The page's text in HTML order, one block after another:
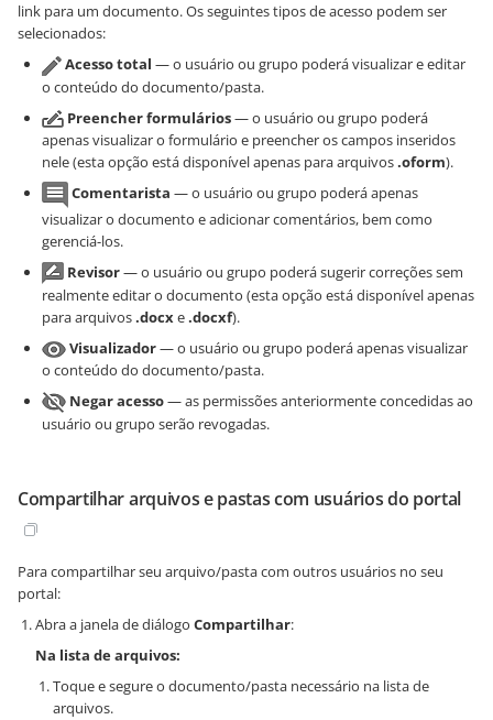
link para um documento. Os seguintes tipos de acesso podem ser
selecionados:
Acesso total — o usuário ou grupo poderá visualizar e editar
o conteúdo do documento/pasta.
Preencher formulários— o usuário ou grupo poderá
apenas visualizar o formulário e preencher os campos inseridos
nele (esta opção está disponível apenas para arquivos.oform).
Comentarista — o usuário ou grupo poderá apenas
visualizar o documento e adicionar comentários, bem como
gerenciá-los.
Revisor— o usuário ou grupo poderá sugerir correções sem
realmente editar o documento (esta opção está disponível apenas
para arquivos.docxe.docxf).
Visualizador— o usuário ou grupo poderá apenas visualizar
o conteúdo do documento/pasta.
Negar acesso— as permissões anteriormente concedidas ao
usuário ou grupo serão revogadas.
Compartilhar arquivos e pastas com usuários do portal
Para compartilhar seu arquivo/pasta com outros usuários no seu
portal:
Abra a janela de diálogo Compartilhar:
Na lista de arquivos:
Toque e segure o documento/pasta necessário na lista de
arquivos.